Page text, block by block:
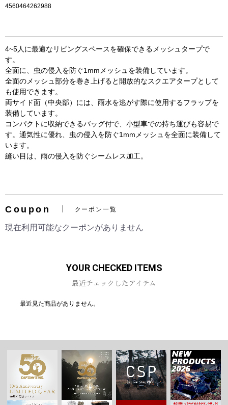
お買い物を続ける カートへ進む
4560464262988
4~5人に最適なリビングスペースを確保できるメッシュタープで
す。
全面に、虫の侵入を防ぐ1mmメッシュを装備しています。
全面のメッシュ部分を巻き上げると開放的なスクエアタープとして
も使用できます。
両サイド面（中央部）には、雨水を逃がす際に使用するフラップを
装備しています。
コンパクトに収納できるバッグ付で、小型車での持ち運びも容易で
す。通気性に優れ、虫の侵入を防ぐ1mmメッシュを全面に装備して
います。
縫い目は、雨の侵入を防ぐシームレス加工。
Coupon クーポン一覧
現在利用可能なクーポンがありません
YOUR CHECKED ITEMS
最近チェックしたアイテム
最近見た商品がありません。